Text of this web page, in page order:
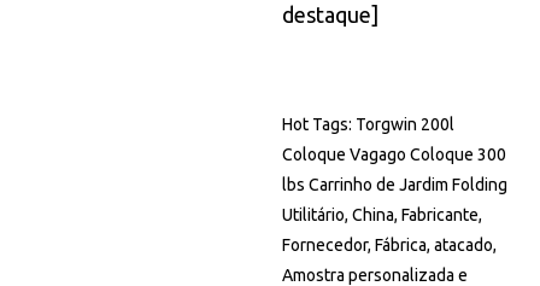
destaque]
Hot Tags: Torgwin 200l
Coloque Vagago Coloque 300
lbs Carrinho de Jardim Folding
Utilitário, China, Fabricante,
Fornecedor, Fábrica, atacado,
Amostra personalizada e